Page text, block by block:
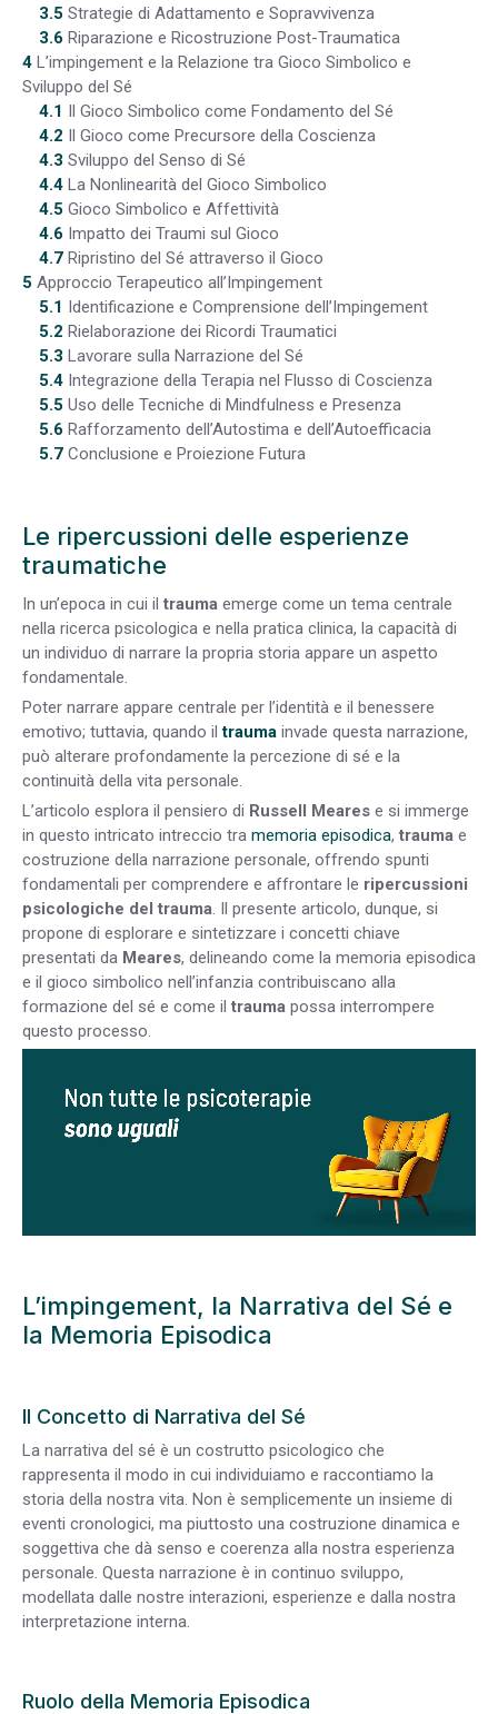
3.5 Strategie di Adattamento e Sopravvivenza
3.6 Riparazione e Ricostruzione Post-Traumatica
4 L’impingement e la Relazione tra Gioco Simbolico e
Sviluppo del Sé
4.1 Il Gioco Simbolico come Fondamento del Sé
4.2 Il Gioco come Precursore della Coscienza
4.3 Sviluppo del Senso di Sé
4.4 La Nonlinearità del Gioco Simbolico
4.5 Gioco Simbolico e Affettività
4.6 Impatto dei Traumi sul Gioco
4.7 Ripristino del Sé attraverso il Gioco
5 Approccio Terapeutico all’Impingement
5.1 Identificazione e Comprensione dell’Impingement
5.2 Rielaborazione dei Ricordi Traumatici
5.3 Lavorare sulla Narrazione del Sé
5.4 Integrazione della Terapia nel Flusso di Coscienza
5.5 Uso delle Tecniche di Mindfulness e Presenza
5.6 Rafforzamento dell’Autostima e dell’Autoefficacia
5.7 Conclusione e Proiezione Futura
Le ripercussioni delle esperienze
traumatiche
In un’epoca in cui il trauma emerge come un tema centrale
nella ricerca psicologica e nella pratica clinica, la capacità di
un individuo di narrare la propria storia appare un aspetto
fondamentale.
Poter narrare appare centrale per l’identità e il benessere
emotivo; tuttavia, quando iltrauma invade questa narrazione,
può alterare profondamente la percezione di sé e la
continuità della vita personale.
L’articolo esplora il pensiero di Russell Meares e si immerge
in questo intricato intreccio tra memoria episodica, trauma e
costruzione della narrazione personale, offrendo spunti
fondamentali per comprendere e affrontare le ripercussioni
psicologiche del trauma. Il presente articolo, dunque, si
propone di esplorare e sintetizzare i concetti chiave
presentati da Meares, delineando come la memoria episodica
e il gioco simbolico nell’infanzia contribuiscano alla
formazione del sé e come il trauma possa interrompere
questo processo.
L’impingement, la Narrativa del Sé e
la Memoria Episodica
Il Concetto di Narrativa del Sé
La narrativa del sé è un costrutto psicologico che
rappresenta il modo in cui individuiamo e raccontiamo la
storia della nostra vita. Non è semplicemente un insieme di
eventi cronologici, ma piuttosto una costruzione dinamica e
soggettiva che dà senso e coerenza alla nostra esperienza
personale. Questa narrazione è in continuo sviluppo,
modellata dalle nostre interazioni, esperienze e dalla nostra
interpretazione interna.
Ruolo della Memoria Episodica